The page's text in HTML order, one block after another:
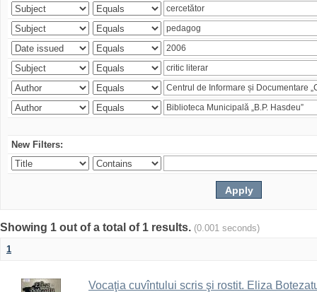
New Filters:
Showing 1 out of a total of 1 results. (0.001 seconds)
1
Vocaţia cuvîntului scris şi rostit. Eliza